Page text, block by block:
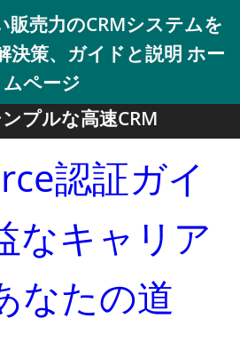
プルな高速CRM
認証ガイ
なキャリア
なたの道